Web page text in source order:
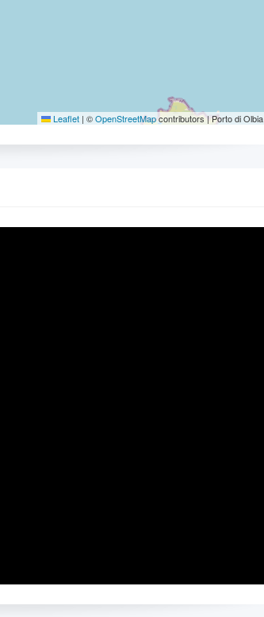
Leaflet | ©OpenStreetMapcontributors | Porto di Olbia